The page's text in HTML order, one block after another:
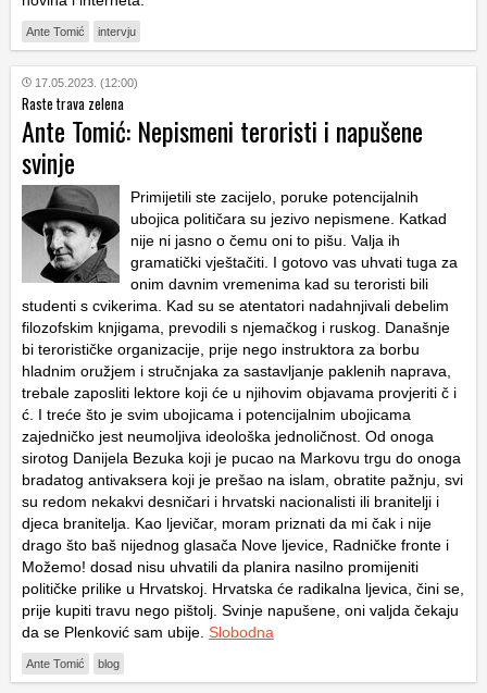
Ante Tomić intervju
17.05.2023. (12:00)
Raste trava zelena
Ante Tomić: Nepismeni teroristi i napušene
svinje
Primijetili ste zacijelo, poruke potencijalnih
ubojica političara su jezivo nepismene. Katkad
nije ni jasno o čemu oni to pišu. Valja ih
gramatički vještačiti. I gotovo vas uhvati tuga za
onim davnim vremenima kad su teroristi bili
studenti s cvikerima. Kad su se atentatori nadahnjivali debelim
filozofskim knjigama, prevodili s njemačkog i ruskog. Današnje
bi terorističke organizacije, prije nego instruktora za borbu
hladnim oružjem i stručnjaka za sastavljanje paklenih naprava,
trebale zaposliti lektore koji će u njihovim objavama provjeriti č i
ć. I treće što je svim ubojicama i potencijalnim ubojicama
zajedničko jest neumoljiva ideološka jednoličnost. Od onoga
sirotog Danijela Bezuka koji je pucao na Markovu trgu do onoga
bradatog antivaksera koji je prešao na islam, obratite pažnju, svi
su redom nekakvi desničari i hrvatski nacionalisti ili branitelji i
djeca branitelja. Kao ljevičar, moram priznati da mi čak i nije
drago što baš nijednog glasača Nove ljevice, Radničke fronte i
Možemo! dosad nisu uhvatili da planira nasilno promijeniti
političke prilike u Hrvatskoj. Hrvatska će radikalna ljevica, čini se,
prije kupiti travu nego pištolj. Svinje napušene, oni valjda čekaju
da se Plenković sam ubije. Slobodna
Ante Tomić blog